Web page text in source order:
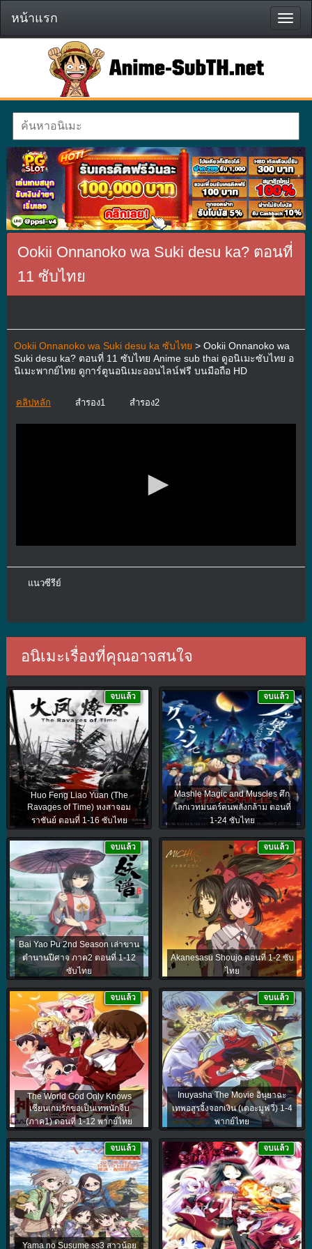
หน้า
แรก
หน้าแรก
Ookii Onnanoko wa Suki desu ka? ตอนที่
11 ซับไทย
Ookii Onnanoko wa Suki desu ka ซับไทย > Ookii Onnanoko wa
Suki desu ka? ตอนที่ 11 ซับไทย Anime sub thai ดูอนิเมะซับไทย อ
นิเมะพากย์ไทย ดูการ์ตูนอนิเมะออนไลน์ฟรี บนมือถือ HD
คลิปหลัก สำรอง1 สำรอง2
แนวซีรีย์
อนิเมะเรื่องที่คุณอาจสนใจ
Huo Feng Liao Yuan (The
Ravages of Time) หงสาจอม
ราชันย์ ตอนที่ 1-16 ซับไทย
จบแล้ว
Mashle Magic and Muscles ศึก
โลกเวทมนตร์คนพลังกล้าม ตอนที่
1-24 ซับไทย
จบแล้ว
Bai Yao Pu 2nd Season เล่าขาน
ตำนานปีศาจ ภาค2 ตอนที่ 1-12
ซับไทย
จบแล้ว
Akanesasu Shoujo ตอนที่ 1-2 ซับ
ไทย
จบแล้ว
The World God Only Knows
เซียนเกมรักขอเป็นเทพนักจีบ
(ภาค1) ตอนที่ 1-12 พากย์ไทย
จบแล้ว
Inuyasha The Movie อินุยาฉะ
เทพอสูรจิ้งจอกเงิน (เดอะมูฟวี่) 1-4
พากย์ไทย
จบแล้ว
Yama no Susume ss3 สาวน้อย
จบแล้ว จบแล้ว